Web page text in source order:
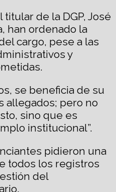
de la DGP, José
han ordenado la
cargo, pese a las
y
se beneficia de su
allegados; pero no
sino que es
institucional”.
pidieron una
todos los registros
del